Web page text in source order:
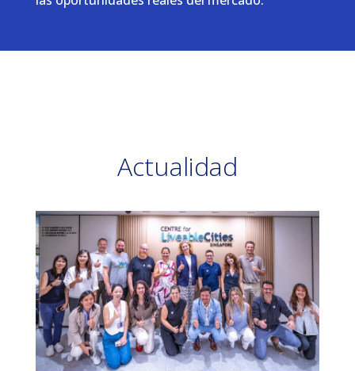
Actualidad